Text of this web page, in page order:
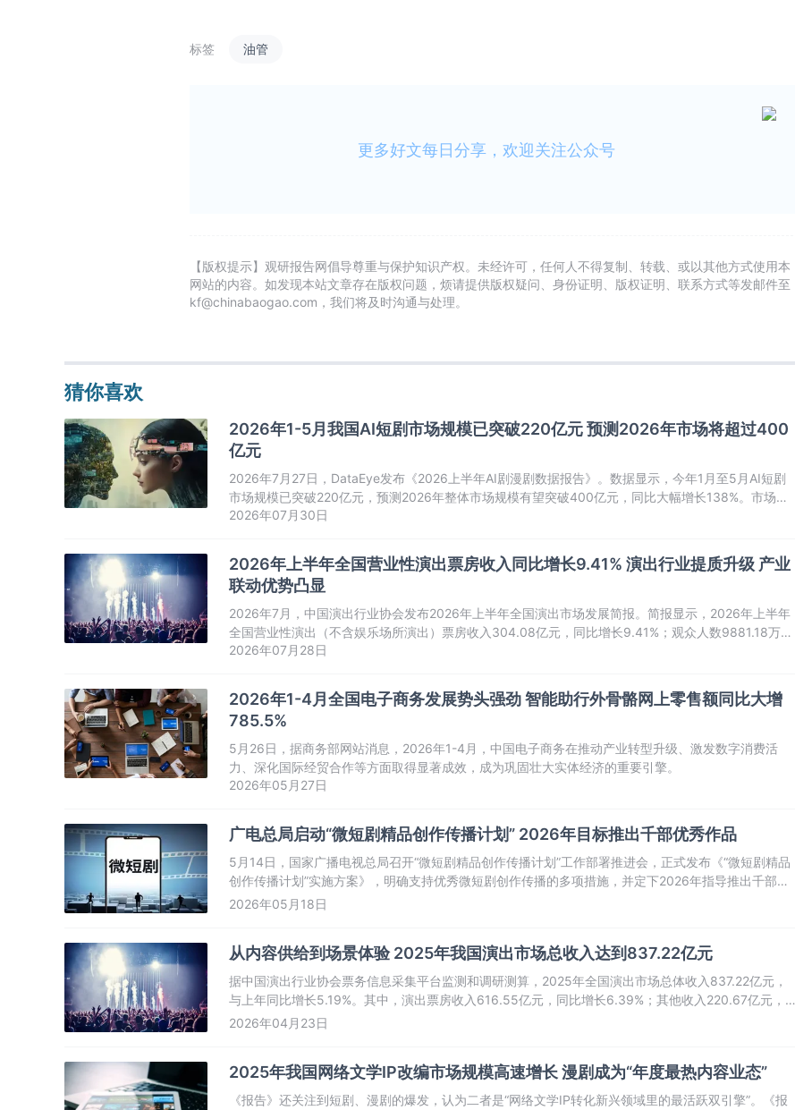
标签 油管
更多好文每日分享，欢迎关注公众号
【版权提示】观研报告网倡导尊重与保护知识产权。未经许可，任何人不得复制、转载、或以其他方式使用本
网站的内容。如发现本站文章存在版权问题，烦请提供版权疑问、身份证明、版权证明、联系方式等发邮件至
kf@chinabaogao.com，我们将及时沟通与处理。
猜你喜欢
2026年1-5月我国AI短剧市场规模已突破220亿元 预测2026年市场将超过400
亿元
2026年7月27日，DataEye发布《2026上半年AI剧漫剧数据报告》。数据显示，今年1月至5月AI短剧
市场规模已突破220亿元，预测2026年整体市场规模有望突破400亿元，同比大幅增长138%。市场增
量中，AIGC视频大模型配套服务规模超200亿元，占据行业半壁江山。
2026年07月30日
2026年上半年全国营业性演出票房收入同比增长9.41% 演出行业提质升级 产业
联动优势凸显
2026年7月，中国演出行业协会发布2026年上半年全国演出市场发展简报。简报显示，2026年上半年
全国营业性演出（不含娱乐场所演出）票房收入304.08亿元，同比增长9.41%；观众人数9881.18万人
次，同比增长5.28%。
2026年07月28日
2026年1-4月全国电子商务发展势头强劲 智能助行外骨骼网上零售额同比大增
785.5%
5月26日，据商务部网站消息，2026年1-4月，中国电子商务在推动产业转型升级、激发数字消费活
力、深化国际经贸合作等方面取得显著成效，成为巩固壮大实体经济的重要引擎。
2026年05月27日
广电总局启动“微短剧精品创作传播计划” 2026年目标推出千部优秀作品
5月14日，国家广播电视总局召开“微短剧精品创作传播计划”工作部署推进会，正式发布《“微短剧精品
创作传播计划”实施方案》，明确支持优秀微短剧创作传播的多项措施，并定下2026年指导推出千部优
秀微短剧的目标任务。
2026年05月18日
从内容供给到场景体验 2025年我国演出市场总收入达到837.22亿元
据中国演出行业协会票务信息采集平台监测和调研测算，2025年全国演出市场总体收入837.22亿元，
与上年同比增长5.19%。其中，演出票房收入616.55亿元，同比增长6.39%；其他收入220.67亿元，同
比增长1.98%。全国营业性演出（不含娱乐场所演出）场次64.04万场，按可比口径比2024年增长
2026年04月23日
2025年我国网络文学IP改编市场规模高速增长 漫剧成为“年度最热内容业态”
《报告》还关注到短剧、漫剧的爆发，认为二者是“网络文学IP转化新兴领域里的最活跃双引擎”。《报